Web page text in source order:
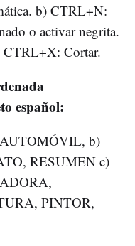
b) CTRL+N:
o activar negrita.
Cortar.
español:
b)
RESUMEN c)
PINTOR,